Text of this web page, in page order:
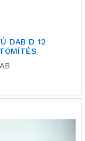
DAB D 12